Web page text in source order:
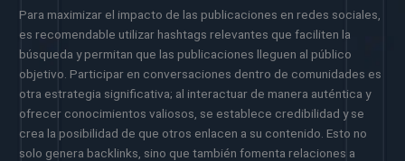
Para maximizar el impacto de las publicaciones en redes sociales,
es recomendable utilizar hashtags relevantes que faciliten la
búsqueda y permitan que las publicaciones lleguen al público
objetivo. Participar en conversaciones dentro de comunidades es
otra estrategia significativa; al interactuar de manera auténtica y
ofrecer conocimientos valiosos, se establece credibilidad y se
crea la posibilidad de que otros enlacen a su contenido. Esto no
solo genera backlinks, sino que también fomenta relaciones a